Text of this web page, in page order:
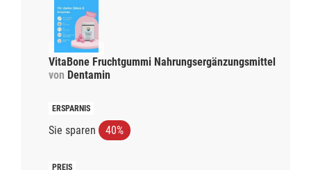
VitaBone Fruchtgummi Nahrungsergänzungsmittel
von Dentamin
Sie sparen 40%